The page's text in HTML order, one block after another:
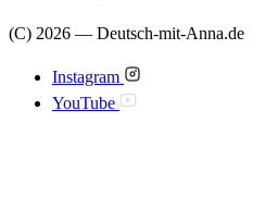
(C) 2026 — Deutsch-mit-Anna.de
Instagram
YouTube